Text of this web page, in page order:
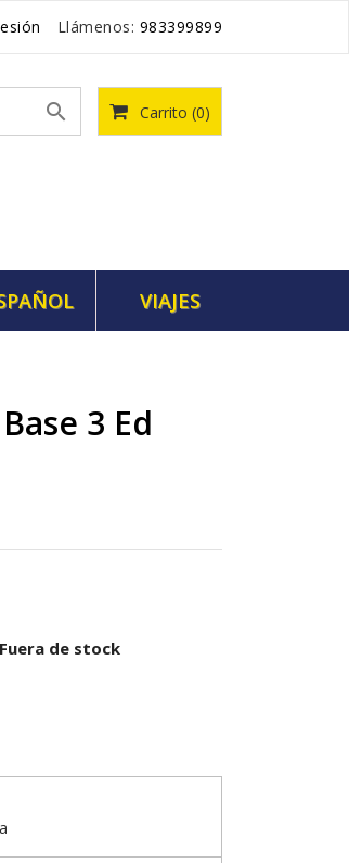
Llámenos: 983399899
Carrito (0)

VIAJES
3 Ed
Fuera de stock